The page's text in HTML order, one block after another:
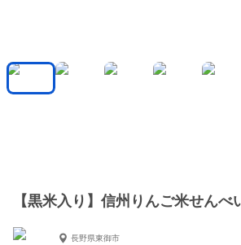
【黒米入り】信州りんご米せんべ
長野県東御市